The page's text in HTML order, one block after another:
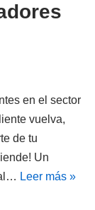
en el sector
vuelva,
de tu
Un
Leer más »